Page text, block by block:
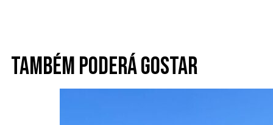
Também poderá gostar